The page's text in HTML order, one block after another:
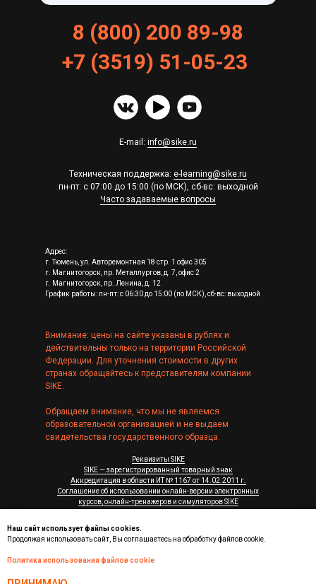
Наш сайт использует файлы cookies.
Продолжая использовать сайт, Вы соглашаетесь на обработку файлов cookie.
Политика использования файлов cookie
8 (800) 200 89-98
+7 (3519) 51 -05-23
E-mail: info@sike.ru
Адрес:
г. Тюмень, ул. Авторемонтная 18 стр. 1 офис 305
г. Магнитогорск, пр. Металлургов, д. 7, офис 2
г. Магнитогорск, пр. Ленина, д. 12
График работы: пн-пт: с 06:30 до 15:00 (по МСК), сб-вс: выходной
Реквизиты SIKE
SIKE — зарегистрированный товарный знак
Аккредитация в области ИТ № 1167 от 14.02.2011 г.
Соглашение об использовании онлайн-версии электронных
курсов, онлайн-тренажеров и симуляторов SIKE
Техническая поддержка: e-learning@sike.ru
пн-пт: с 07:00 до 15:00 (по МСК), сб-вс: выходной
Часто задаваемые вопросы
Внимание: цены на сайте указаны в рублях и
действительны только на территории Российской
Федерации. Для уточнения стоимости в других
странах обращайтесь к представителям компании
SIKE.
Обращаем внимание, что мы не являемся
образовательной организацией и не выдаем
свидетельства государственного образца.
(Бренд SIKE)